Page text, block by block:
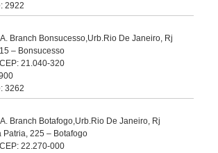
2922
Branch Bonsucesso,Urb.Rio De Janeiro, Rj
– Bonsucesso
21.040-320
3262
Branch Botafogo,Urb.Rio De Janeiro, Rj
Patria, 225 – Botafogo
22.270-000